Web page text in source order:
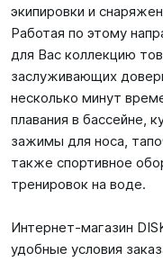
экипировки и
Работая по этому
для Вас коллекцию
заслуживающих
несколько минут
плавания в бассейне,
зажимы для носа,
также спортивное
тренировок на воде.
Интернет-магазин
удобные условия